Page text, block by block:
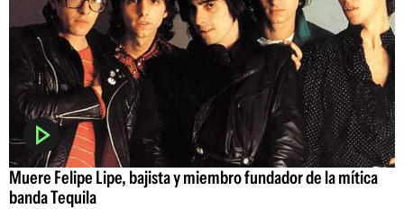
Muere Felipe Lipe, bajista y miembro fundador de la mítica
banda Tequila